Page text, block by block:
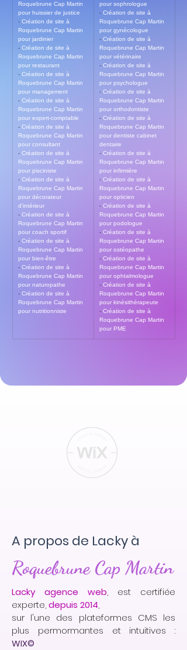
Roquebrune Cap Martin
pour huissier de justice
- Création de site à
Roquebrune Cap Martin
pour jardinier
- Création de site à
Roquebrune Cap Martin
pour restaurant
- Création de site à
Roquebrune Cap Martin
pour management
- Création de site à
Roquebrune Cap Martin
pour expert-comptable
- Création de site à
Roquebrune Cap Martin
pour consultant
- Création de site à
Roquebrune Cap Martin
pour pisciniste
- Création de site à
Roquebrune Cap Martin
pour décorateur
d’intérieur
- Création de site à
Roquebrune Cap Martin
pour coach sportif
- Création de site à
Roquebrune Cap Martin
pour bien-être
- Création de site à
Roquebrune Cap Martin
pour naturopathe
- Création de site à
Roquebrune Cap Martin
pour nutritionniste
pour sophrologue
- Création de site à
Roquebrune Cap Martin
pour gynécologue
- Création de site à
Roquebrune Cap Martin
pour vétérinaire
- Création de site à
Roquebrune Cap Martin
pour psychologue
- Création de site à
Roquebrune Cap Martin
pour orthodontiste
- Création de site à
Roquebrune Cap Martin
pour dentiste cabinet
dentaire
- Création de site à
Roquebrune Cap Martin
pour infirmière
- Création de site à
Roquebrune Cap Martin
pour opticien
- Création de site à
Roquebrune Cap Martin
pour podologue
- Création de site à
Roquebrune Cap Martin
pour ostéopathe
- Création de site à
Roquebrune Cap Martin
pour ophtalmologue
- Création de site à
Roquebrune Cap Martin
pour kinésithérapeute
- Création de site à
Roquebrune Cap Martin
pour PME
A propos de Lacky à
Roquebrune Cap Martin
Lacky agence web, est certifiée
experte,depuis 2014,
sur l'une des plateformes CMS les
plus permormantes et intuitives :
WIX©